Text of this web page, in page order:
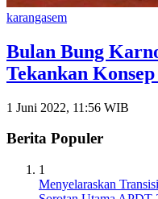
karangasem
Bulan Bung
Tekankan
1 Juni 2022, 11:56 WIB
Berita Populer
1
Menyelaraskan